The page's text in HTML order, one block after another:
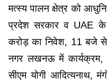
मत्स्य पालन क्षेत्र को
प्रदेश सरकार व UAE के
करोड़ का निवेश, 11 बजे से
नगर लखनऊ में कार्यक्रम,
सीएम योगी आदित्यनाथ,